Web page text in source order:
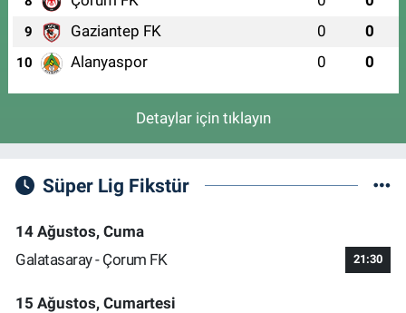
9 Gaziantep FK 0 0
10 Alanyaspor 0 0
Detaylar için tıklayın
Süper Lig Fikstür
14 Ağustos, Cuma
Galatasaray - Çorum FK
21:30
15 Ağustos, Cumartesi